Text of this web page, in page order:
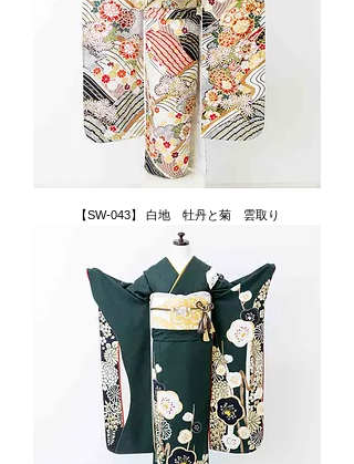
【SW-043】 白地 牡丹と菊 雲取り